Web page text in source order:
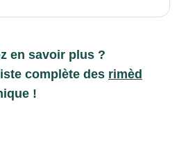
en savoir plus ?
complète des rimèd
!